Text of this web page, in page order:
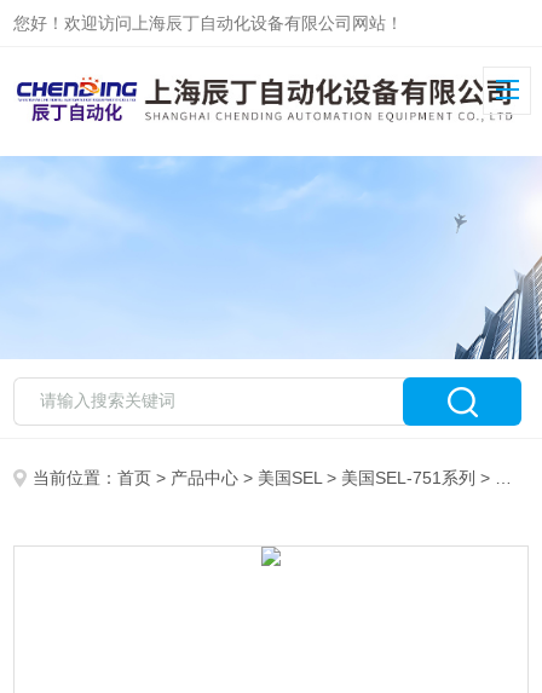
您好！欢迎访问上海辰丁自动化设备有限公司网站！
当前位置：首页 > 产品中心 > 美国SEL > 美国SEL-751系列 > 辰丁主推美国SEL原厂产品SEL-700G继电器